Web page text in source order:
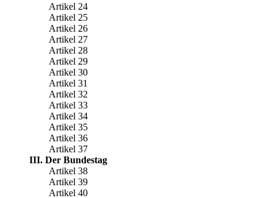
Artikel 24
Artikel 25
Artikel 26
Artikel 27
Artikel 28
Artikel 29
Artikel 30
Artikel 31
Artikel 32
Artikel 33
Artikel 34
Artikel 35
Artikel 36
Artikel 37
III. Der Bundestag
Artikel 38
Artikel 39
Artikel 40